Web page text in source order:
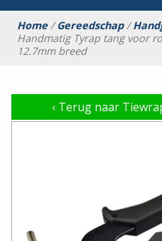
Home/Gereedschap/
Handmatig Tyrap tang voor
12.7mm breed
‹Terug naar